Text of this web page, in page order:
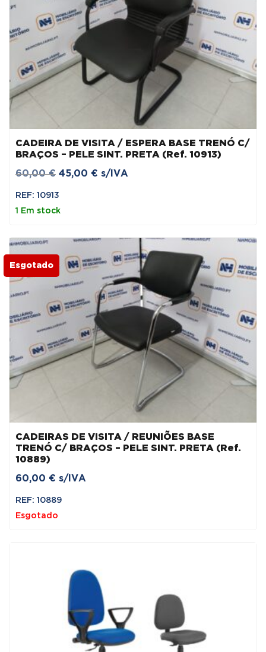
CADEIRA DE VISITA / ESPERA BASE TRENÓ C/
BRAÇOS – PELE SINT. PRETA (Ref. 10913)
60,00€ O
45,00 € O
s/IVA
REF: 10913
1 Em stock
CADEIRAS DE VISITA / REUNIÕES BASE
TRENÓ C/ BRAÇOS – PELE SINT. PRETA (Ref.
10889)
60,00 € s/IVA
REF: 10889
Esgotado
Esgotado